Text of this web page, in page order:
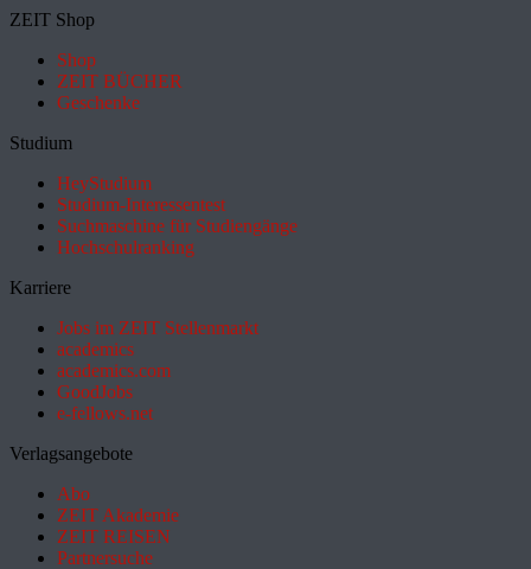
ZEIT Shop
Shop
ZEIT BÜCHER
Geschenke
Studium
HeyStudium
Studium-Interessentest
Suchmaschine für Studiengänge
Hochschulranking
Karriere
Jobs im ZEIT Stellenmarkt
academics
academics.com
GoodJobs
e-fellows.net
Verlagsangebote
Abo
ZEIT Akademie
ZEIT REISEN
Partnersuche